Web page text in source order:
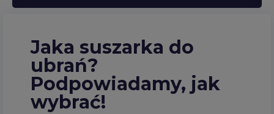
Jaka suszarka do
ubrań?
Podpowiadamy, jak
wybrać!